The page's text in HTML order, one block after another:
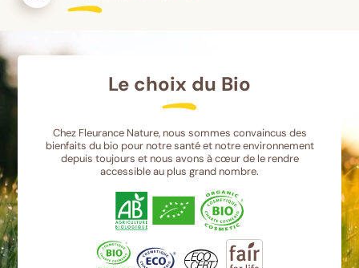
Le choix du Bio
Chez Fleurance Nature, nous sommes convaincus des
bienfaits du bio pour notre santé et notre environnement
depuis toujours et nous avons à cœur de le rendre
accessible au plus grand nombre.